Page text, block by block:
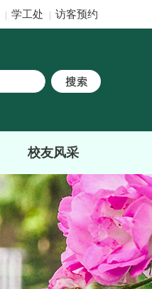
学工处 访客预约
校友风采